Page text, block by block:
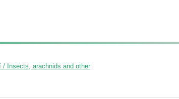
Insects, arachnids and other